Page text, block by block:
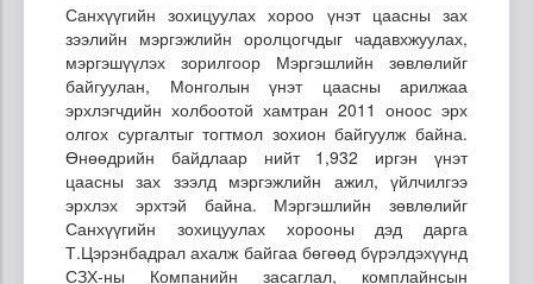
Санхүүгийн зохицуулах хороо үнэт цаасны зах
зээлийн мэргэжлийн оролцогчдыг чадавхжуулах,
мэргэшүүлэх зорилгоор Мэргэшлийн зөвлөлийг
байгуулан, Монголын үнэт цаасны арилжаа
эрхлэгчдийн холбоотой хамтран 2011 оноос эрх
олгох сургалтыг тогтмол зохион байгуулж байна.
Өнөөдрийн байдлаар нийт 1,932 иргэн үнэт
цаасны зах зээлд мэргэжлийн ажил, үйлчилгээ
эрхлэх эрхтэй байна. Мэргэшлийн зөвлөлийг
Санхүүгийн зохицуулах хорооны дэд дарга
Т.Цэрэнбадрал ахалж байгаа бөгөөд бүрэлдэхүүнд
СЗХ-ны Компанийн засаглал, комплайнсын